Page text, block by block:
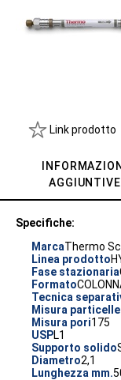
Link prodotto
INFORMAZIONI
AGGIUNTIVE
Specifiche:
MarcaThermo
Linea prodotto
Fase stazionaria
Formato
Tecnica
Misura
Misura pori175
USPL1
Supporto solido
Diametro2,1
Lunghezza mm.